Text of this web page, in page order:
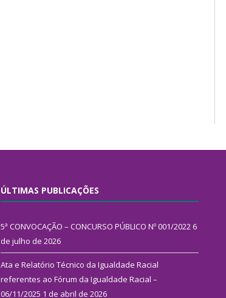
ÚLTIMAS PUBLICAÇÕES
5ª CONVOCAÇÃO – CONCURSO PÚBLICO Nº 001/2022 6
de julho de 2026
Ata e Relatório Técnico da Igualdade Racial
referentes ao Fórum da Igualdade Racial –
06/11/2025 1 de abril de 2026